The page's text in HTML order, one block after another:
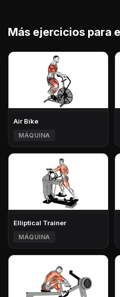
Más ejercicios para
Air Bike
MÁQUINA
Elliptical Trainer
MÁQUINA